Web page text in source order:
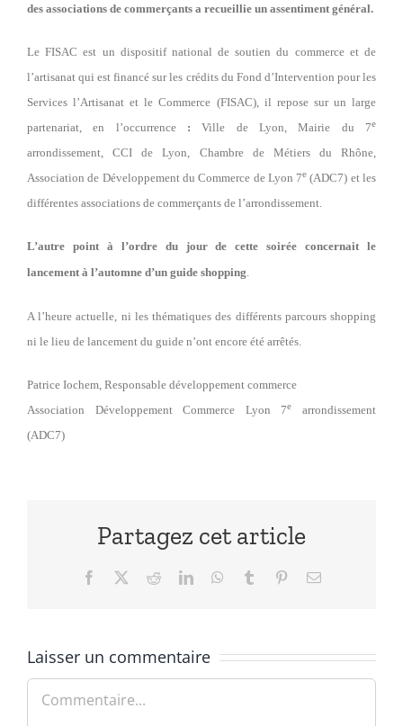
des associations de commerçants a recueillie un assentiment général.
Le FISAC est un dispositif national de soutien du commerce et de
l’artisanat qui est financé sur les crédits du Fond d’Intervention pour les
Services l’Artisanat et le Commerce (FISAC), il repose sur un large
partenariat, en l’occurrence : Ville de Lyon, Mairie du 7e
arrondissement, CCI de Lyon, Chambre de Métiers du Rhône,
Association de Développement du Commerce de Lyon 7e (ADC7) et les
différentes associations de commerçants de l’arrondissement.
L’autre point à l’ordre du jour de cette soirée concernait le
lancement à l’automne d’un guide shopping.
A l’heure actuelle, ni les thématiques des différents parcours shopping
ni le lieu de lancement du guide n’ont encore été arrêtés.
Patrice Iochem, Responsable développement commerce
Association Développement Commerce Lyon 7e
arrondissement
(ADC7)
Partagez cet article
Facebook RedditLinkedInWhatsApp
Tumblr PinterestEmail
Laisser un commentaire
Commentaire